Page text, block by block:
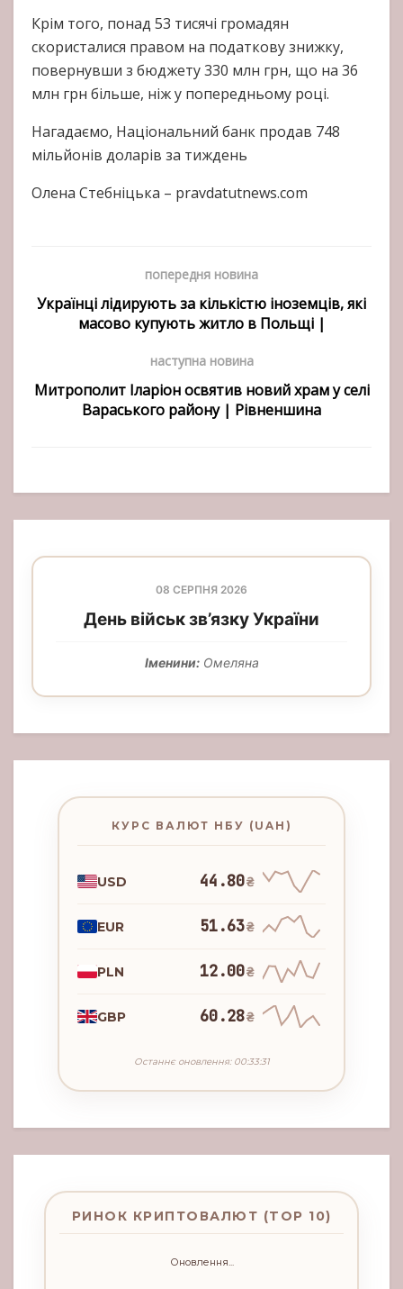
Крім того, понад 53 тисячі громадян
скористалися правом на податкову знижку,
повернувши з бюджету 330 млн грн, що на 36
млн грн більше, ніж у попередньому році.
Нагадаємо, Національний банк продав 748
мільйонів доларів за тиждень
Олена Стебніцька – pravdatutnews.com
попередня новина
Українці лідирують за кількістю іноземців, які
масово купують житло в Польщі |
наступна новина
Митрополит Іларіон освятив новий храм у селі
Вараського району | Рівненшина
08 СЕРПНЯ 2026
День військ зв’язку України
Іменини:Омеляна
КУРС ВАЛЮТ НБУ (UAH)
USD 44.80₴
EUR 51.63₴
PLN 12.00₴
GBP 60.28₴
Останнє оновлення: 00:33:31
РИНОК КРИПТОВАЛЮТ (TOP 10)
Оновлення...